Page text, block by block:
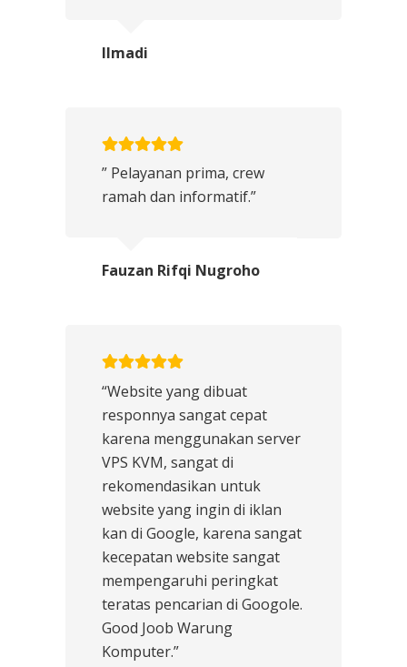
Ilmadi
” Pelayanan prima, crew
ramah dan informatif.”
Fauzan Rifqi Nugroho
“Website yang dibuat
responnya sangat cepat
karena menggunakan server
VPS KVM, sangat di
rekomendasikan untuk
website yang ingin di iklan
kan di Google, karena sangat
kecepatan website sangat
mempengaruhi peringkat
teratas pencarian di Googole.
Good Joob Warung
Komputer.”